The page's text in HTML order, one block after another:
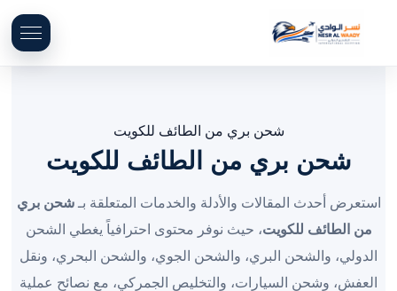
شحن بري من الطائف للكويت
شحن بري من الطائف للكويت
استعرض أحدث المقالات والأدلة والخدمات المتعلقة بـشحن بري
من الطائف للكويت، حيث نوفر محتوى احترافياً يغطي الشحن
الدولي، والشحن البري، والشحن الجوي، والشحن البحري، ونقل
العفش، وشحن السيارات، والتخليص الجمركي، مع نصائح عملية